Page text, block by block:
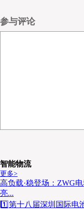
化布局穿越周期。
核心痛点拆解：聚
的“安全之危”，深
参与评论
智能物流
更多>
高负载·稳登场：ZWG
亮...
1️⃣第十八届深圳国际电